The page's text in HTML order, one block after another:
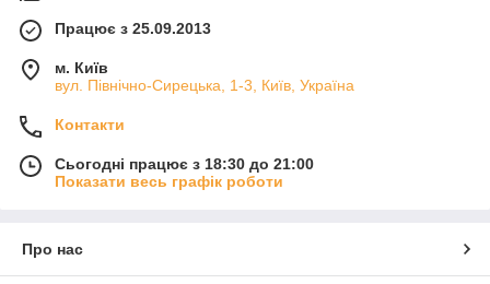
Працює з 25.09.2013
м. Київ
вул. Північно-Сирецька, 1-3, Київ, Україна
Контакти
Сьогодні працює з 18:30 до 21:00
Показати весь графік роботи
Про нас